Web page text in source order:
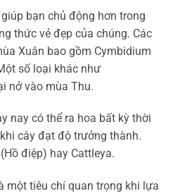
bạn chủ động hơn trong
thức vẻ đẹp của chúng. Các
Xuân bao gồm Cymbidium
số loại khác như
nở vào mùa Thu.
nay có thể ra hoa bất kỳ thời
cây đạt độ trưởng thành.
điệp) hay Cattleya.
một tiêu chí quan trọng khi lựa